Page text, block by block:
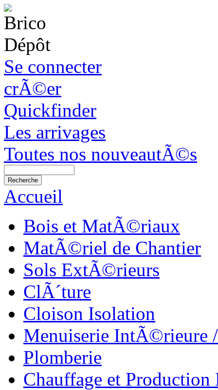
Se connecter
crÃ©er
Quickfinder
Les arrivages
Toutes nos nouveautÃ©s
Accueil
Bois et MatÃ©riaux
MatÃ©riel de Chantier
Sols ExtÃ©rieurs
ClÃ´ture
Cloison Isolation
Menuiserie IntÃ©rieure
Plomberie
Chauffage et Production